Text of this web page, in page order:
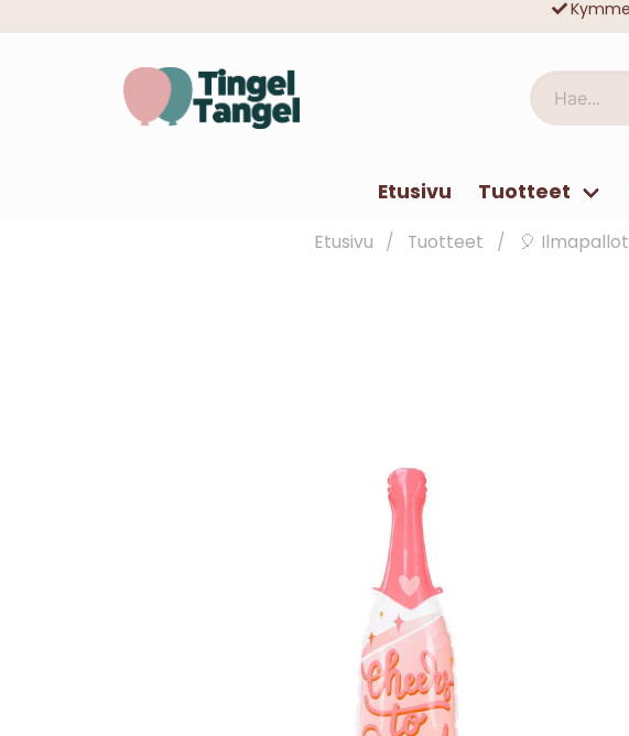
Hae...
Etusivu Tuotteet
Etusivu Tuotteet 🎈 Ilmapallot